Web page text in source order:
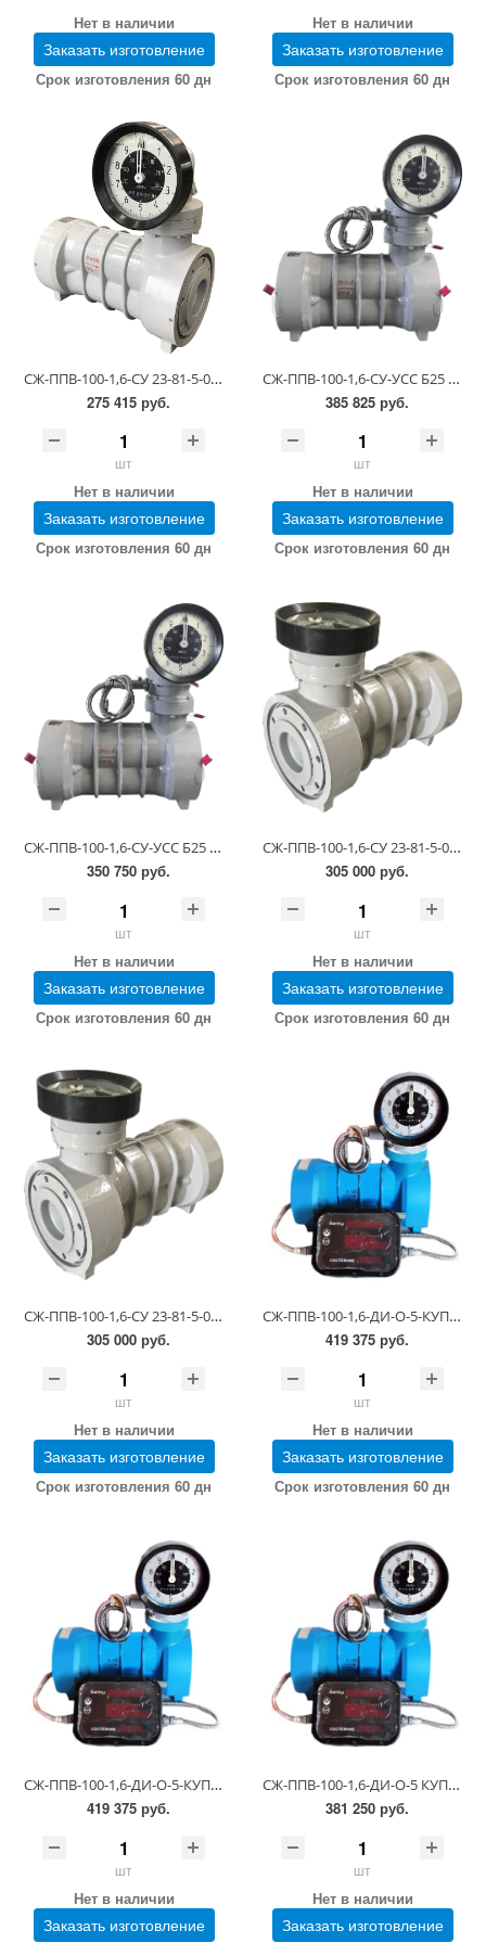
Нет в наличии
Заказать изготовление
Срок изготовления 60 дн
Нет в наличии
Заказать изготовление
Срок изготовления 60 дн
СЖ-ППВ-100-1,6-СУ 23-81-5-0.00.00 (60-300 сСт; ПГ 0,5)
275 415 руб.
шт
Нет в наличии
Заказать изготовление
Срок изготовления 60 дн
СЖ-ППВ-100-1,6-СУ-УСС Б25 23-81-5-0.00.00-01 (0,55-1,1 сСт; ПГ 0,25)
385 825 руб.
шт
Нет в наличии
Заказать изготовление
Срок изготовления 60 дн
СЖ-ППВ-100-1,6-СУ-УСС Б25 23-81-5-0.00.00-01 (0,55-1,1 сСт; ПГ 0,5)
350 750 руб.
шт
Нет в наличии
Заказать изготовление
Срок изготовления 60 дн
СЖ-ППВ-100-1,6-СУ 23-81-5-0.00.00-05 (исполнение VII по РЭ) (0,55-1,1 сСт; ПГ 0,25)
305 000 руб.
шт
Нет в наличии
Заказать изготовление
Срок изготовления 60 дн
СЖ-ППВ-100-1,6-СУ 23-81-5-0.00.00-05 (исполнение VII по РЭ) (1,1-6,0 сСт; ПГ 0,25)
305 000 руб.
шт
Нет в наличии
Заказать изготовление
Срок изготовления 60 дн
СЖ-ППВ-100-1,6-ДИ-О-5-КУП-30 23-81-5-0.00.00-12 (0,55-1,1 сСт; ПГ 0,25)
419 375 руб.
шт
Нет в наличии
Заказать изготовление
Срок изготовления 60 дн
СЖ-ППВ-100-1,6-ДИ-О-5-КУП-30 23-81-5-0.00.00-12 (1,1-6,0 сСт; ПГ 0,25)
419 375 руб.
шт
Нет в наличии
Заказать изготовление
СЖ-ППВ-100-1,6-ДИ-О-5 КУП-30 23-81-5-0.00.00-12 (1,1-6,0 сСт; ПГ 0,5)
381 250 руб.
шт
Нет в наличии
Заказать изготовление